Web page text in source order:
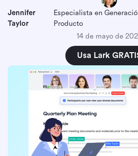
Jennifer
Taylor
Especialista en
Producto
14 de mayo de
Usa Lark